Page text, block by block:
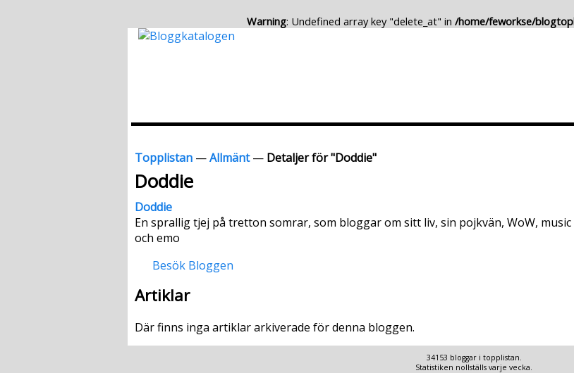
Warning: Undefined array key "delete_at" in /home/feworkse/
Topplistan —Allmänt— Detaljer för "Doddie"
Doddie
Doddie
En sprallig tjej på tretton somrar, som bloggar om sitt liv, sin pojkvän, WoW, music
och emo
Besök Bloggen
Artiklar
Där finns inga artiklar arkiverade för denna bloggen.
34153 bloggar i topplistan.
Statistiken nollställs varje vecka.